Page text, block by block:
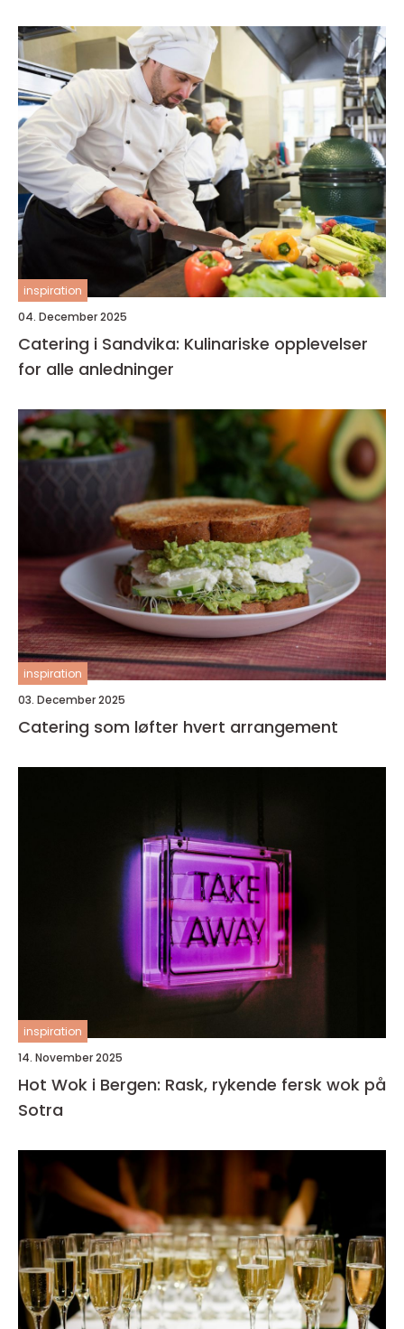
inspiration
04. December 2025
Catering i Sandvika: Kulinariske opplevelser
for alle anledninger
inspiration
03. December 2025
Catering som løfter hvert arrangement
inspiration
14. November 2025
Hot Wok i Bergen: Rask, rykende fersk wok på
Sotra